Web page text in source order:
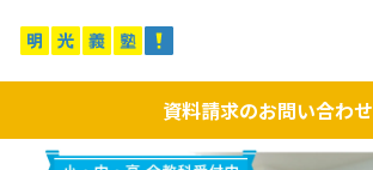
資料請求のお問い合わせ